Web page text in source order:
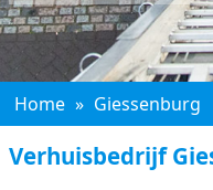
Home » Giessenburg
Verhuisbedrijf